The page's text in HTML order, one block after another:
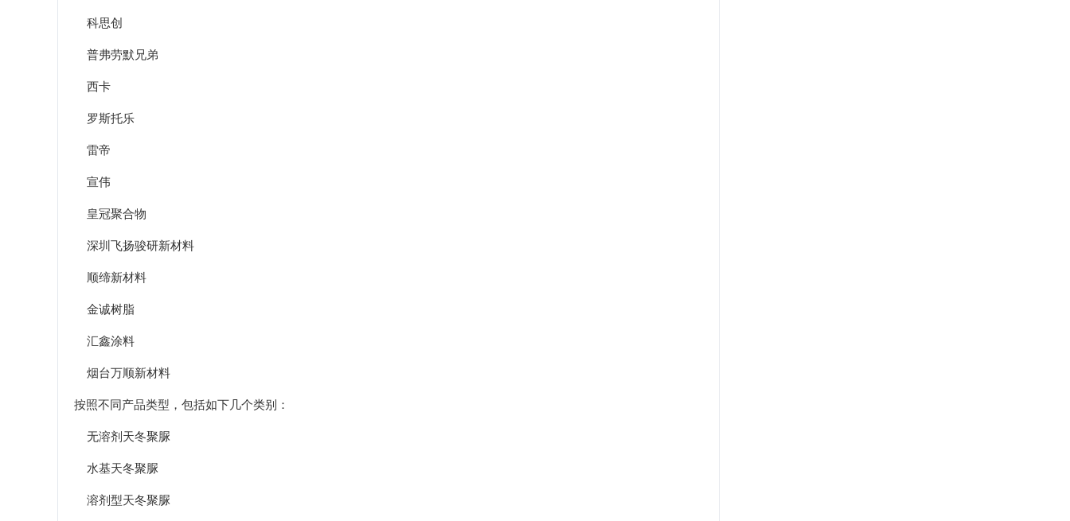
科思创
普弗劳默兄弟
西卡
罗斯托乐
雷帝
宣伟
皇冠聚合物
深圳飞扬骏研新材料
顺缔新材料
金诚树脂
汇鑫涂料
烟台万顺新材料
按照不同产品类型，包括如下几个类别：
无溶剂天冬聚脲
水基天冬聚脲
溶剂型天冬聚脲